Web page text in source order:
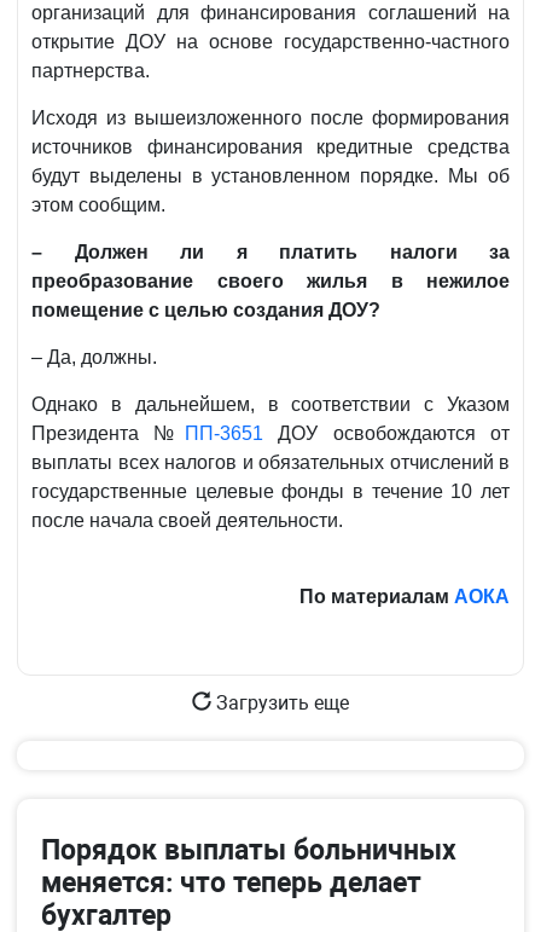
организаций для финансирования соглашений на
открытие ДОУ на основе государственно-частного
партнерства.
Исходя из вышеизложенного после формирования
источников финансирования кредитные средства
будут выделены в установленном порядке. Мы об
этом сообщим.
– Должен ли я платить налоги за
преобразование своего жилья в нежилое
помещение с целью создания ДОУ?
– Да, должны.
Однако в дальнейшем, в соответствии с Указом
Президента №
ПП-3651 ДОУ освобождаются от
выплаты всех налогов и обязательных отчислений в
государственные целевые фонды в течение 10 лет
после начала своей деятельности.
По материалам АОКА
Загрузить еще
Порядок выплаты больничных
меняется: что теперь делает
бухгалтер